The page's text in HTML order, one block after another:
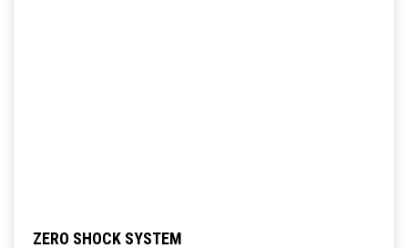
ZERO SHOCK SYSTEM